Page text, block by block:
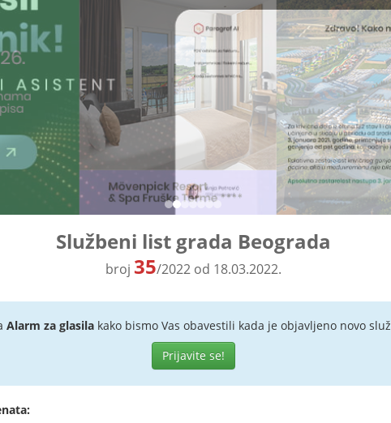
Službeni list grada Beograda
broj 35/2022 od 18.03.2022.
Alarm za glasilakako bismo Vas obavestili kada je objavljeno novo
Prijavite se!